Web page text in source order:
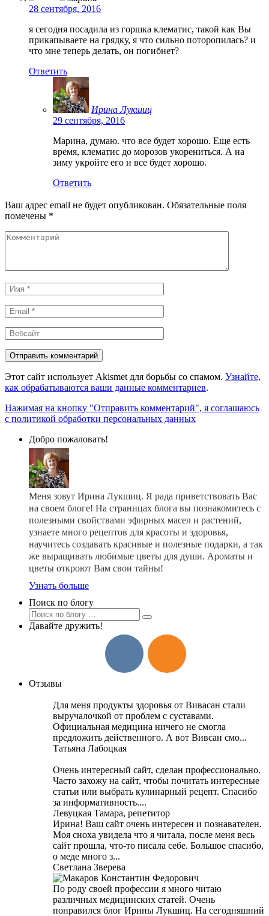
28 сентября, 2016
я сегодня посадила из горшка клематис, такой как Вы
прикапываете на грядку, я что сильно поторопилась? и
что мне теперь делать, он погибнет?
Ответить
Ирина Лукшиц
29 сентября, 2016
Марина, думаю. что все будет хорошо. Еще есть
время, клематис до морозов укорениться. А на
зиму укройте его и все будет хорошо.
Ответить
Ваш адрес email не будет опубликован. Обязательные поля
помечены *
Комментарий
Имя
*
Email
*
Вебсайт
Этот сайт использует Akismet для борьбы со спамом. Узнайте,
как обрабатываются ваши данные комментариев.
Нажимая на кнопку "Отправить комментарий", я соглашаюсь
с политикой обработки персональных данных
Добро пожаловать!
Меня зовут Ирина Лукшиц. Я рада приветствовать Вас
на своем блоге! На страницах блога вы познакомитесь с
полезными свойствами эфирных масел и растений,
узнаете много рецептов для красоты и здоровья,
научитесь создавать красивые и полезные подарки, а так
же выращивать любимые цветы для души. Ароматы и
цветы откроют Вам свои тайны!
Узнать больше
Поиск по блогу
Давайте дружить!
Отзывы
Для меня продукты здоровья от Вивасан стали
выручалочкой от проблем с суставами.
Официальная медицина ничего не смогла
предложить действенного. А вот Вивсан смо...
Татьяна Лабоцкая
Очень интересный сайт, сделан профессионально.
Часто захожу на сайт, чтобы почитать интересные
статьи или выбрать кулинарный рецепт. Спасибо
за информативность....
Левуцкая Тамара, репетитор
Ирина! Ваш сайт очень интересен и познавателен.
Моя сноха увидела что я читала, после меня весь
сайт прошла, что-то писала себе. Большое спасибо,
о меде много з...
Светлана Зверева
По роду своей профессии я много читаю
различных медицинских статей. Очень
понравился блог Ирины Лукшиц. На сегодняшний